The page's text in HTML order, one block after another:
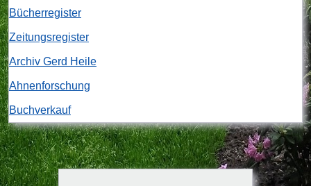
Bücherregister
Zeitungsregister
Archiv Gerd Heile
Ahnenforschung
Buchverkauf